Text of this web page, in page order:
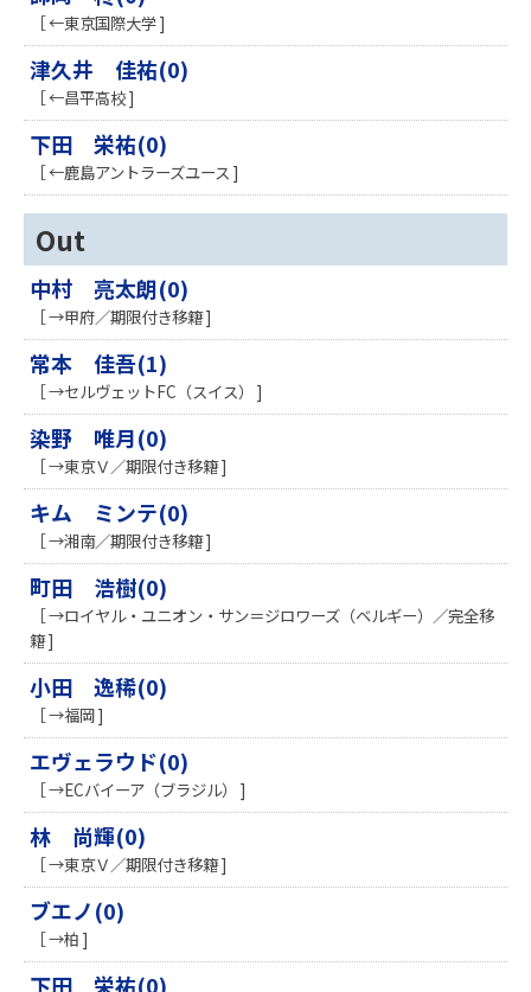
［ ←東京国際大学 ]
津久井 佳祐(0)
［ ←昌平高校 ]
下田 栄祐(0)
［ ←鹿島アントラーズユース ]
Out
中村 亮太朗(0)
［ →甲府／期限付き移籍 ]
常本 佳吾(1)
［ →セルヴェットFC（スイス） ]
染野 唯月(0)
［ →東京Ｖ／期限付き移籍 ]
キム ミンテ(0)
［ →湘南／期限付き移籍 ]
町田 浩樹(0)
［ →ロイヤル・ユニオン・サン＝ジロワーズ（ベルギー）／完全移
籍 ]
小田 逸稀(0)
［ →福岡 ]
エヴェラウド(0)
［ →ECバイーア（ブラジル） ]
林 尚輝(0)
［ →東京Ｖ／期限付き移籍 ]
ブエノ(0)
［ →柏 ]
下田 栄祐(0)